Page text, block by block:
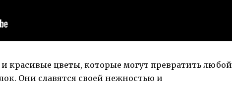
красивые цветы, которые могут превратить любой
Они славятся своей нежностью и